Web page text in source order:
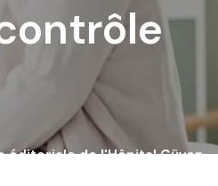
éditoriale de l'Hôpital Güven.